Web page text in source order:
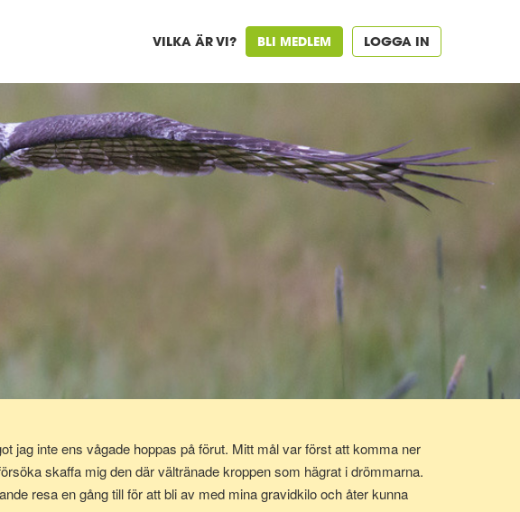
VILKA ÄR VI? BLI MEDLEM LOGGA IN
jag inte ens vågade hoppas på förut. Mitt mål var först att komma ner
skaffa mig den där vältränade kroppen som hägrat i drömmarna.
resa en gång till för att bli av med mina gravidkilo och åter kunna